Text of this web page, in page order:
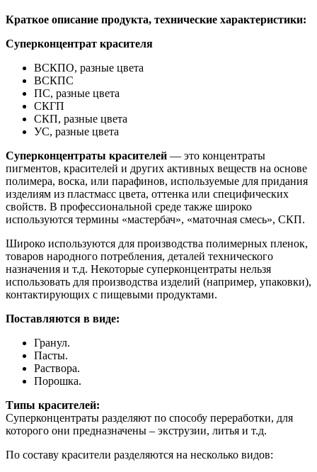
Краткое описание продукта, технические характеристики:
Суперконцентрат красителя
ВСКПО, разные цвета
ВСКПС
ПС, разные цвета
СКГП
СКП, разные цвета
УС, разные цвета
Суперконцентраты красителей — это концентраты
пигментов, красителей и других активных веществ на основе
полимера, воска, или парафинов, используемые для придания
изделиям из пластмасс цвета, оттенка или специфических
свойств. В профессиональной среде также широко
используются термины «мастербач», «маточная смесь», СКП.
Широко используются для производства полимерных пленок,
товаров народного потребления, деталей технического
назначения и т.д. Некоторые суперконцентраты нельзя
использовать для производства изделий (например, упаковки),
контактирующих с пищевыми продуктами.
Поставляются в виде:
Гранул.
Пасты.
Раствора.
Порошка.
Типы красителей:
Суперконцентраты разделяют по способу переработки, для
которого они предназначены – экструзии, литья и т.д.
По составу красители разделяются на несколько видов: